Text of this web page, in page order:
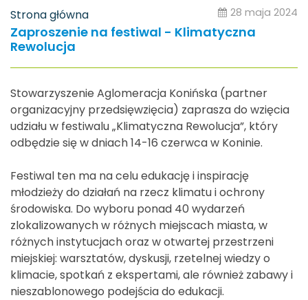
Strona główna 28 maja 2024
Zaproszenie na festiwal - Klimatyczna
Rewolucja
Stowarzyszenie Aglomeracja Konińska (partner
organizacyjny przedsięwzięcia) zaprasza do wzięcia
udziału w festiwalu „Klimatyczna Rewolucja”, który
odbędzie się w dniach 14-16 czerwca w Koninie.
Festiwal ten ma na celu edukację i inspirację
młodzieży do działań na rzecz klimatu i ochrony
środowiska. Do wyboru ponad 40 wydarzeń
zlokalizowanych w różnych miejscach miasta, w
różnych instytucjach oraz w otwartej przestrzeni
miejskiej: warsztatów, dyskusji, rzetelnej wiedzy o
klimacie, spotkań z ekspertami, ale również zabawy i
nieszablonowego podejścia do edukacji.